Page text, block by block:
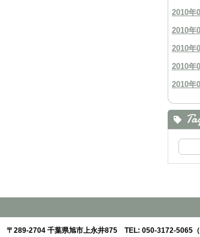
2010年
2010年
2010年
2010年
2010年
〒289-2704 千葉県旭市上永井875 TEL:050-3172-5065